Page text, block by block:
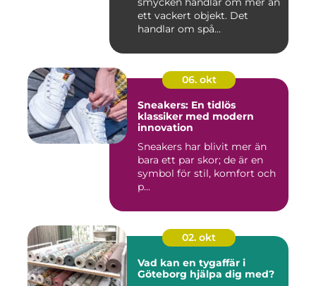
ett vackert objekt. Det
handlar om spå...
06. okt
Sneakers: En tidlös
klassiker med modern
innovation
Sneakers har blivit mer än
bara ett par skor; de är en
symbol för stil, komfort och
p...
02. okt
Vad kan en tygaffär i
Göteborg hjälpa dig med?